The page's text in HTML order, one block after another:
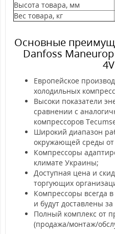
Высота товара, мм
Вес товара, кг
Основные
Danfoss
Европейское
холодильных
Высоки показатели
сравнении с
компрессоров
Широкий диапазон
окружающей среды от
Компрессоры
климате Украины;
Доступная цена и
торгующих
Компрессоры всегда
и будут доставлены
Полный комплекс от
(продажа/монтаж/